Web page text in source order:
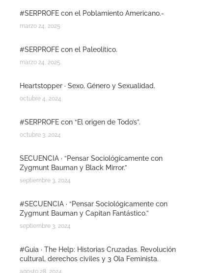
#SERPROFE con el Poblamiento Americano.-
marzo 24, 2025
#SERPROFE con el Paleolítico.
marzo 24, 2025
Heartstopper · Sexo, Género y Sexualidad.
octubre 4, 2024
#SERPROFE con “El origen de Todo’s”.
octubre 3, 2024
SECUENCIA · “Pensar Sociológicamente con
Zygmunt Bauman y Black Mirror.”
septiembre 3, 2024
#SECUENCIA · “Pensar Sociológicamente con
Zygmunt Bauman y Capitan Fantástico.”
septiembre 3, 2024
#Guia · The Help: Historias Cruzadas. Revolución
cultural, derechos civiles y 3 Ola Feminista.